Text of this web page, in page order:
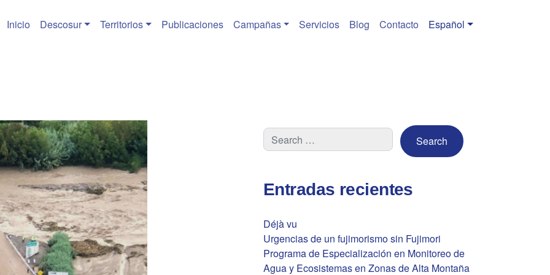
Inicio Descosur Territorios Publicaciones Campañas Servicios Blog Contacto Español
Entradas recientes
Déjà vu
Urgencias de un fujimorismo sin Fujimori
Programa de Especialización en Monitoreo de
Agua y Ecosistemas en Zonas de Alta Montaña